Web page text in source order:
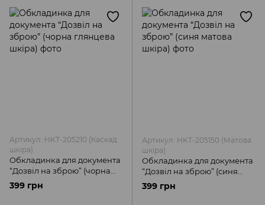
Артикул: HKT-205210 (Каскад
шкіра)
Обкладинка для документа
“Дозвіл на зброю” (чорна
глянцева шкіра)
399 грн
Артикул: HKT-205150 (Матова
шкіра)
Обкладинка для документа
“Дозвіл на зброю” (синя
матова шкіра)
399 грн